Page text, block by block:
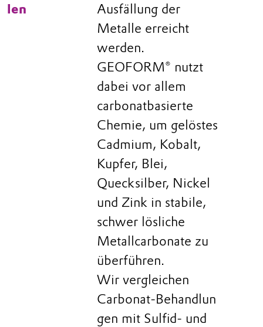
len
Ausfällung der
Metalle erreicht
werden.
GEOFORM® nutzt
dabei vor allem
carbonatbasierte
Chemie, um gelöstes
Cadmium, Kobalt,
Kupfer, Blei,
Quecksilber, Nickel
und Zink in stabile,
schwer lösliche
Metallcarbonate zu
überführen.
Wir vergleichen
Carbonat‑Behandlun
gen mit Sulfid- und